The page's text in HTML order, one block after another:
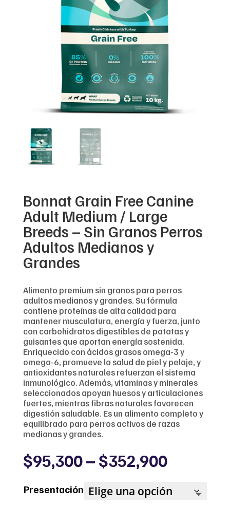
Bonnat Grain Free Canine
Adult Medium / Large
Breeds – Sin Granos Perros
Adultos Medianos y
Grandes
Alimento premium sin granos para perros
adultos medianos y grandes. Su fórmula
contiene proteínas de alta calidad para
mantener musculatura, energía y fuerza, junto
con carbohidratos digestibles de patatas y
guisantes que aportan energía sostenida.
Enriquecido con ácidos grasos omega-3 y
omega-6, promueve la salud de piel y pelaje, y
antioxidantes naturales refuerzan el sistema
inmunológico. Además, vitaminas y minerales
seleccionados apoyan huesos y articulaciones
fuertes, mientras fibras naturales favorecen
digestión saludable. Es un alimento completo y
equilibrado para perros activos de razas
medianas y grandes.
$95,300– $352,900Price
range:
through
Presentación